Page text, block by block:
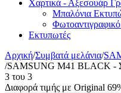
Χαρτικά - Αξεσουάρ
Μπαλόνια
Εκτυπωτές
Αρχική/Συμβατά μελάνια/
/SAMSUNG M41 BLACK -
3 του 3
Διαφορά τιμής με Original